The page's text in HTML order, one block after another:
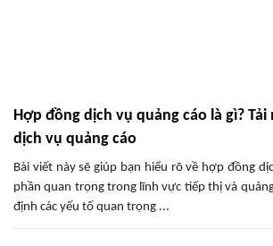
Hợp đồng dịch vụ quảng cáo là gì?
dịch vụ quảng cáo
Bài viết này sẽ giúp bạn hiểu rõ về hợp đồng
phần quan trọng trong lĩnh vực tiếp thị và
định các yếu tố quan trọng ...